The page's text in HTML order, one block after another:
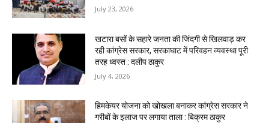
July 23, 2026
खटारा बसों के सहारे जनता की जिंदगी से खिलवाड़ कर
रही कांग्रेस सरकार, सरकाघाट में परिवहन व्यवस्था पूरी
तरह ध्वस्त : दलीप ठाकुर
July 4, 2026
हिमकेयर योजना को खोखला बनाकर कांग्रेस सरकार ने
गरीबों के इलाज पर लगाया ताला : बिक्रम ठाकुर